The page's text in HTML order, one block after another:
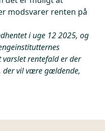
modsvarer renten på
i uge 12 2025, og
rentefald er der
der vil være gældende,